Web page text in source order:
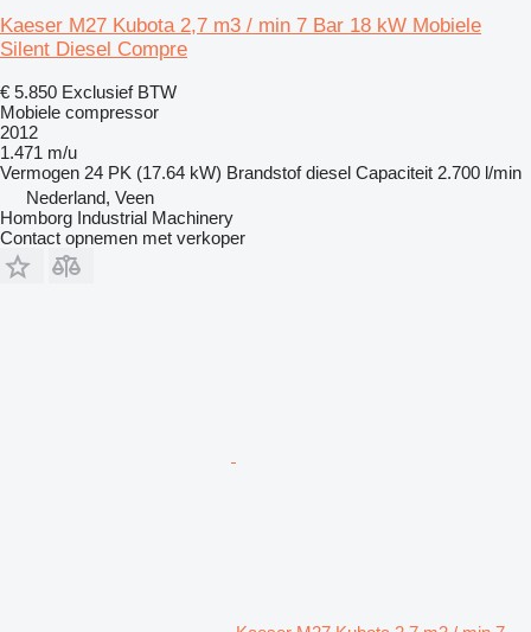
Kaeser M27 Kubota 2,7 m3 / min 7 Bar 18 kW Mobiele
Silent Diesel Compre
€ 5.850 Exclusief BTW
Mobiele compressor
2012
1.471 m/u
Vermogen 24 PK (17.64 kW) Brandstof diesel Capaciteit 2.700 l/min
Nederland, Veen
Homborg Industrial Machinery
Contact opnemen met verkoper